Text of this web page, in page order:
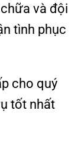
và đội
tình phục
cho quý
tốt nhất